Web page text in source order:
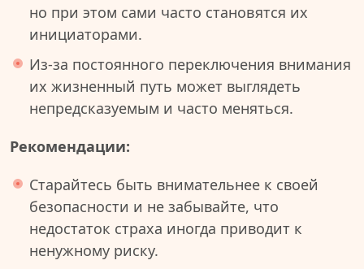
но при этом сами часто становятся их
инициаторами.
Из-за постоянного переключения внимания
их жизненный путь может выглядеть
непредсказуемым и часто меняться.
Рекомендации:
Старайтесь быть внимательнее к своей
безопасности и не забывайте, что
недостаток страха иногда приводит к
ненужному риску.